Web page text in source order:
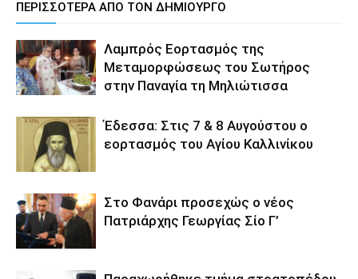
ΠΕΡΙΣΣΟΤΕΡΑ ΑΠΟ ΤΟΝ ΔΗΜΙΟΥΡΓΟ
Λαμπρός Εορτασμός της
Μεταμορφώσεως του Σωτήρος
στην Παναγία τη Μηλιώτισσα
Έδεσσα: Στις 7 & 8 Αυγούστου ο
εορτασμός του Αγίου Καλλινίκου
Στο Φανάρι προσεχώς ο νέος
Πατριάρχης Γεωργίας Σίο Γ’